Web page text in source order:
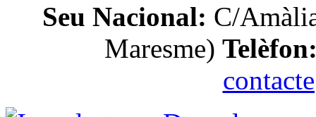
Seu Nacional: C/
Maresme)